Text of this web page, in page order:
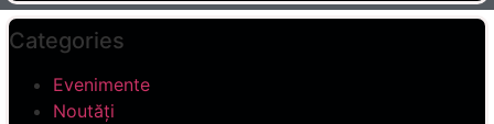
Categories
Evenimente
Noutăți